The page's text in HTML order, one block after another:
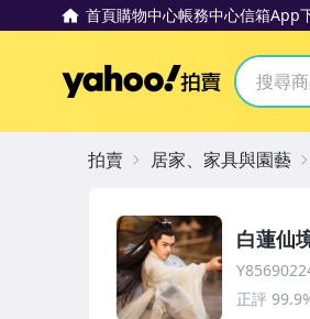
首頁購物中心帳務中心信箱App
Yahoo拍賣
白蓮仙
正評
拍賣 居家、家具與園藝